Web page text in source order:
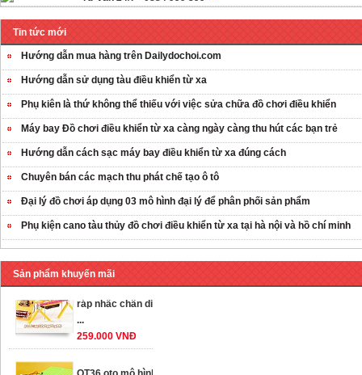
Tin tức mới
Hướng dẫn mua hàng trên Dailydochoi.com
Hướng dẫn sử dụng tàu điều khiển từ xa
Phụ kiên là thứ không thể thiếu với việc sửa chữa đồ chơi điều khiển
Máy bay Đồ chơi điều khiển từ xa càng ngày càng thu hút các bạn trẻ
Hướng dẫn cách sạc máy bay điều khiển từ xa đúng cách
Chuyên bán các mạch thu phát chế tạo ô tô
Đại lý đồ chơi áp dụng 03 mô hình đại lý để phân phối sản phẩm
Phụ kiện cano tàu thủy đồ chơi điều khiển từ xa tại hà nội và hồ chí minh
Sản phẩm khuyến mãi
OT35 robot lắp
ráp nhấc chân di
259.000 VNĐ
OT36 oto mô hình